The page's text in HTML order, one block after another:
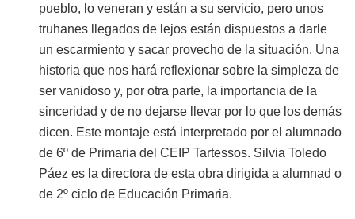
pueblo, lo veneran y están a su servicio, pero unos
truhanes llegados de lejos están dispuestos a darle
un escarmiento y sacar provecho de la situación. Una
historia que nos hará reflexionar sobre la simpleza de
ser vanidoso y, por otra parte, la importancia de la
sinceridad y de no dejarse llevar por lo que los demás
dicen. Este montaje está interpretado por el alumnado
de 6º de Primaria del CEIP Tartessos. Silvia Toledo
Páez es la directora de esta obra dirigida a alumnad o
de 2º ciclo de Educación Primaria.